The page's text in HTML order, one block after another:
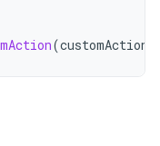
(customAction